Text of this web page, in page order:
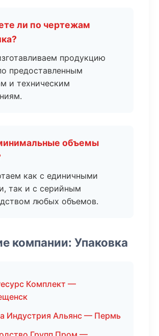
ли по чертежам
продукцию
предоставленным
и техническим
объемы
как с единичными
так и с серийным
любых объемов.
компании: Упаковка
Комплект —
Индустрия Альянс — Пермь